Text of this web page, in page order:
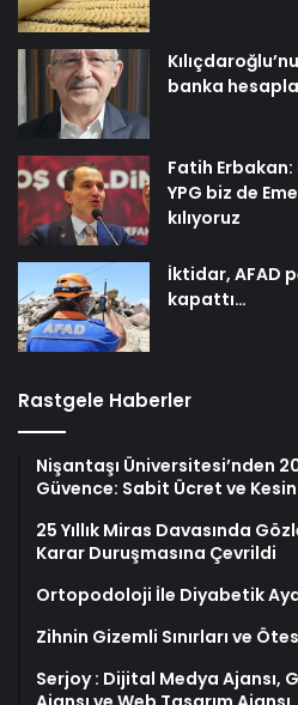
banka
Fatih
YPG biz de
kılıyoruz
İktidar, AFAD
kapattı…
Rastgele Haberler
Nişantaşı Üniversitesi’nden
Güvence: Sabit Ücret ve
25 Yıllık Miras Davasında
Karar Duruşmasına Çevrildi
Ortopodoloji İle Diyabetik
Zihnin Gizemli Sınırları ve
Serjoy : Dijital Medya Ajansı,